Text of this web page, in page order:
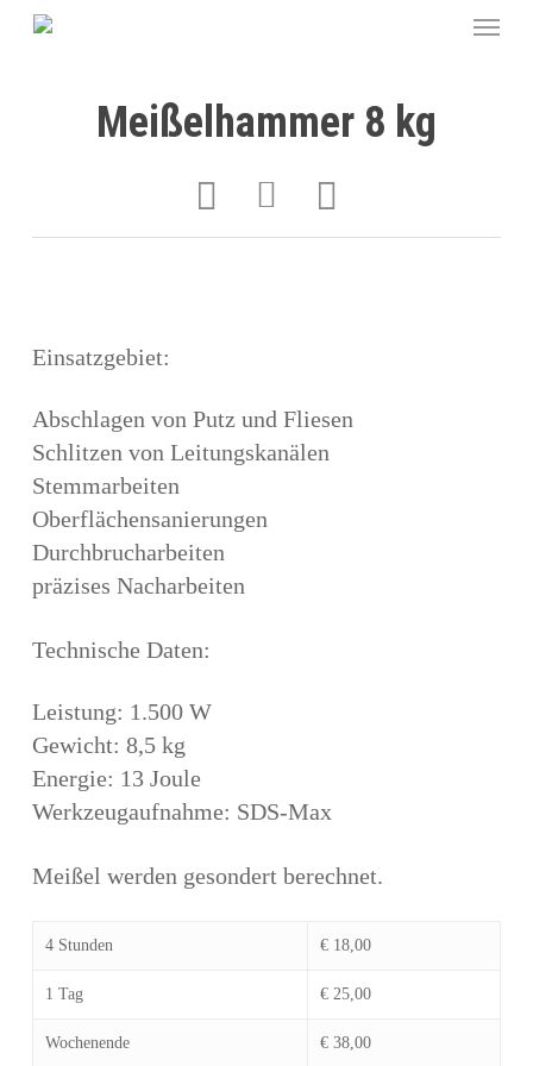
Meißelhammer 8 kg
Einsatzgebiet:
Abschlagen von Putz und Fliesen
Schlitzen von Leitungskanälen
Stemmarbeiten
Oberflächensanierungen
Durchbrucharbeiten
präzises Nacharbeiten
Technische Daten:
Leistung: 1.500 W
Gewicht: 8,5 kg
Energie: 13 Joule
Werkzeugaufnahme: SDS-Max
Meißel werden gesondert berechnet.
4 Stunden € 18,00
1 Tag € 25,00
Wochenende € 38,00